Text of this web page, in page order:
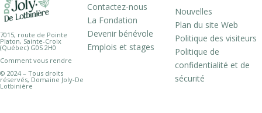
7015, route de Pointe
Platon, Sainte-Croix
(Québec) G0S 2H0
Comment vous rendre
© 2024 – Tous droits
réservés, Domaine Joly-De
Lotbinière
Contactez-nous
La Fondation
Devenir bénévole
Emplois et stages
Nouvelles
Plan du site Web
Politique des visiteurs
Politique de
confidentialité et de
sécurité